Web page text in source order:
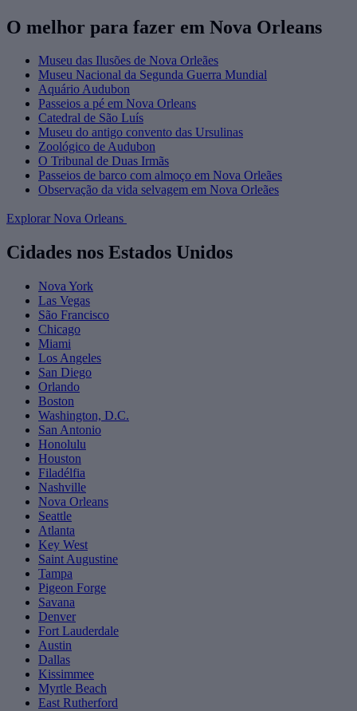
O melhor para fazer em Nova Orleans
Museu das Ilusões de Nova Orleães
Museu Nacional da Segunda Guerra Mundial
Aquário Audubon
Passeios a pé em Nova Orleans
Catedral de São Luís
Museu do antigo convento das Ursulinas
Zoológico de Audubon
O Tribunal de Duas Irmãs
Passeios de barco com almoço em Nova Orleães
Observação da vida selvagem em Nova Orleães
Explorar Nova Orleans
Cidades nos Estados Unidos
Nova York
Las Vegas
São Francisco
Chicago
Miami
Los Angeles
San Diego
Orlando
Boston
Washington, D.C.
San Antonio
Honolulu
Houston
Filadélfia
Nashville
Nova Orleans
Seattle
Atlanta
Key West
Saint Augustine
Tampa
Pigeon Forge
Savana
Denver
Fort Lauderdale
Austin
Dallas
Kissimmee
Myrtle Beach
East Rutherford